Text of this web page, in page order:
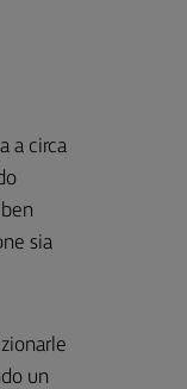
a circa
sia
un